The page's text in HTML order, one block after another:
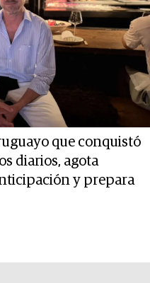
que conquistó
diarios, agota
y prepara